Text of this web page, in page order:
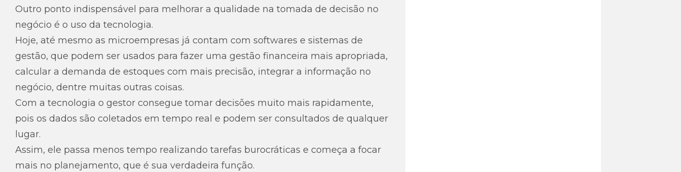
Outro ponto indispensável para melhorar a qualidade na tomada de decisão no
negócio é o uso da tecnologia.
Hoje, até mesmo as microempresas já contam com softwares e sistemas de
gestão, que podem ser usados para fazer uma gestão financeira mais apropriada,
calcular a demanda de estoques com mais precisão, integrar a informação no
negócio, dentre muitas outras coisas.
Com a tecnologia o gestor consegue tomar decisões muito mais rapidamente,
pois os dados são coletados em tempo real e podem ser consultados de qualquer
lugar.
Assim, ele passa menos tempo realizando tarefas burocráticas e começa a focar
mais no planejamento, que é sua verdadeira função.